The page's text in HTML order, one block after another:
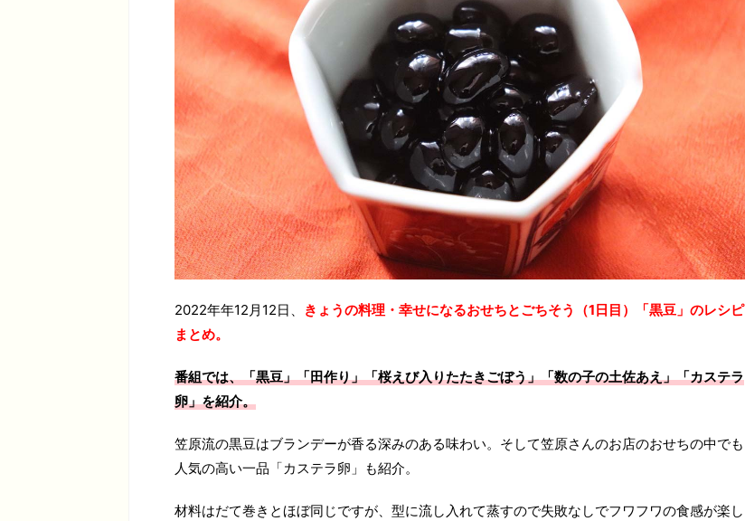
2022年年12月12日、 きょうの料理・幸せになるおせちとごちそう（1日目）「黒豆」のレシピ
まとめ。
番組では、「黒豆」「田作り」「桜えび入りたたきごぼう」「数の子の土佐あえ」「カステラ
卵」を紹介。
笠原流の黒豆はブランデーが香る深みのある味わい。そして笠原さんのお店のおせちの中でも
人気の高い一品「カステラ卵」も紹介。
材料はだて巻きとほぼ同じですが、型に流し入れて蒸すので失敗なしでフワフワの食感が楽し